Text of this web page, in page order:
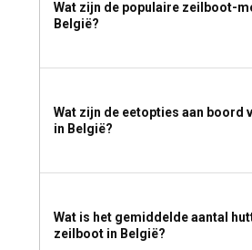
Wat zijn de populaire zeilboot-
België?
Wat zijn de eetopties aan boord
in België?
Wat is het gemiddelde aantal
zeilboot in België?